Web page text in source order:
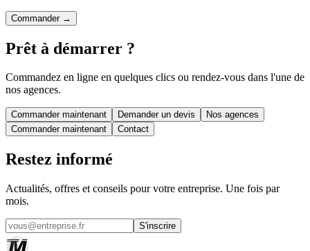
Commander →
Prêt à démarrer ?
Commandez en ligne en quelques clics ou rendez-vous dans l'une de
nos agences.
Commander maintenant Demander un devis
Nos agences
Commander maintenant
Contact
Restez informé
Actualités, offres et conseils pour votre entreprise. Une fois par
mois.
S'inscrire